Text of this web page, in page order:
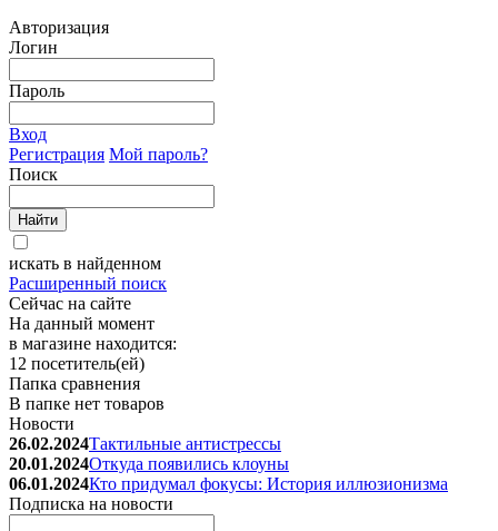
Авторизация
Логин
Пароль
Вход
Регистрация Мой пароль?
Поиск
искать в найденном
Расширенный поиск
Сейчас на сайте
На данный момент
в магазине находится:
12 посетитель(ей)
Папка сравнения
В папке нет товаров
Новости
26.02.2024Тактильные антистрессы
20.01.2024Откуда появились клоуны
06.01.2024Кто придумал фокусы: История иллюзионизма
Подписка на новости